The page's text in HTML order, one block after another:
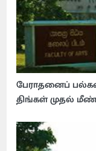
பேராதனைப்
திங்கள் முதல்